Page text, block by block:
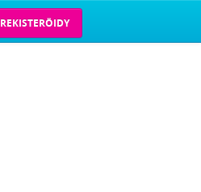
REKISTERÖIDY